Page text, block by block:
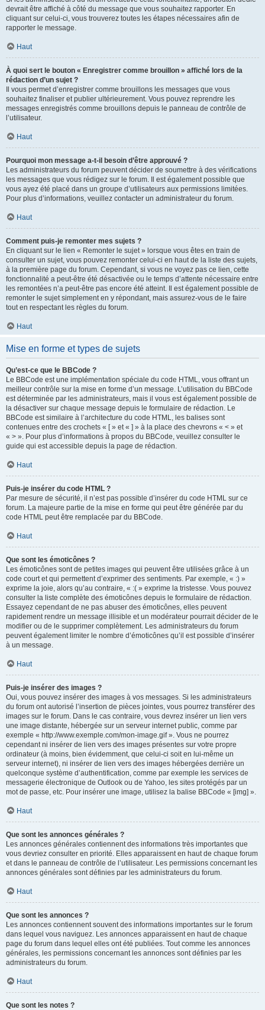
devrait être affiché à côté du message que vous souhaitez rapporter. En
cliquant sur celui-ci, vous trouverez toutes les étapes nécessaires afin de
rapporter le message.
Haut
À quoi sert le bouton « Enregistrer comme brouillon » affiché lors de la
rédaction d’un sujet ?
Il vous permet d’enregistrer comme brouillons les messages que vous
souhaitez finaliser et publier ultérieurement. Vous pouvez reprendre les
messages enregistrés comme brouillons depuis le panneau de contrôle de
l’utilisateur.
Haut
Pourquoi mon message a-t-il besoin d’être approuvé ?
Les administrateurs du forum peuvent décider de soumettre à des vérifications
les messages que vous rédigez sur le forum. Il est également possible que
vous ayez été placé dans un groupe d’utilisateurs aux permissions limitées.
Pour plus d’informations, veuillez contacter un administrateur du forum.
Haut
Comment puis-je remonter mes sujets ?
En cliquant sur le lien « Remonter le sujet » lorsque vous êtes en train de
consulter un sujet, vous pouvez remonter celui-ci en haut de la liste des sujets,
à la première page du forum. Cependant, si vous ne voyez pas ce lien, cette
fonctionnalité a peut-être été désactivée ou le temps d’attente nécessaire entre
les remontées n’a peut-être pas encore été atteint. Il est également possible de
remonter le sujet simplement en y répondant, mais assurez-vous de le faire
tout en respectant les règles du forum.
Haut
Mise en forme et types de sujets
Qu’est-ce que le BBCode ?
Le BBCode est une implémentation spéciale du code HTML, vous offrant un
meilleur contrôle sur la mise en forme d’un message. L’utilisation du BBCode
est déterminée par les administrateurs, mais il vous est également possible de
la désactiver sur chaque message depuis le formulaire de rédaction. Le
BBCode est similaire à l’architecture du code HTML, les balises sont
contenues entre des crochets « [ » et « ] » à la place des chevrons « < » et
« > ». Pour plus d’informations à propos du BBCode, veuillez consulter le
guide qui est accessible depuis la page de rédaction.
Haut
Puis-je insérer du code HTML ?
Par mesure de sécurité, il n’est pas possible d’insérer du code HTML sur ce
forum. La majeure partie de la mise en forme qui peut être générée par du
code HTML peut être remplacée par du BBCode.
Haut
Que sont les émoticônes ?
Les émoticônes sont de petites images qui peuvent être utilisées grâce à un
code court et qui permettent d’exprimer des sentiments. Par exemple, « :) »
exprime la joie, alors qu’au contraire, « :( » exprime la tristesse. Vous pouvez
consulter la liste complète des émoticônes depuis le formulaire de rédaction.
Essayez cependant de ne pas abuser des émoticônes, elles peuvent
rapidement rendre un message illisible et un modérateur pourrait décider de le
modifier ou de le supprimer complètement. Les administrateurs du forum
peuvent également limiter le nombre d’émoticônes qu’il est possible d’insérer
à un message.
Haut
Puis-je insérer des images ?
Oui, vous pouvez insérer des images à vos messages. Si les administrateurs
du forum ont autorisé l’insertion de pièces jointes, vous pourrez transférer des
images sur le forum. Dans le cas contraire, vous devrez insérer un lien vers
une image distante, hébergée sur un serveur internet public, comme par
exemple « http://www.exemple.com/mon-image.gif ». Vous ne pourrez
cependant ni insérer de lien vers des images présentes sur votre propre
ordinateur (à moins, bien évidemment, que celui-ci soit en lui-même un
serveur internet), ni insérer de lien vers des images hébergées derrière un
quelconque système d’authentification, comme par exemple les services de
messagerie électronique de Outlook ou de Yahoo, les sites protégés par un
mot de passe, etc. Pour insérer une image, utilisez la balise BBCode « [img] ».
Haut
Que sont les annonces générales ?
Les annonces générales contiennent des informations très importantes que
vous devriez consulter en priorité. Elles apparaissent en haut de chaque forum
et dans le panneau de contrôle de l’utilisateur. Les permissions concernant les
annonces générales sont définies par les administrateurs du forum.
Haut
Que sont les annonces ?
Les annonces contiennent souvent des informations importantes sur le forum
dans lequel vous naviguez. Les annonces apparaissent en haut de chaque
page du forum dans lequel elles ont été publiées. Tout comme les annonces
générales, les permissions concernant les annonces sont définies par les
administrateurs du forum.
Haut
Que sont les notes ?